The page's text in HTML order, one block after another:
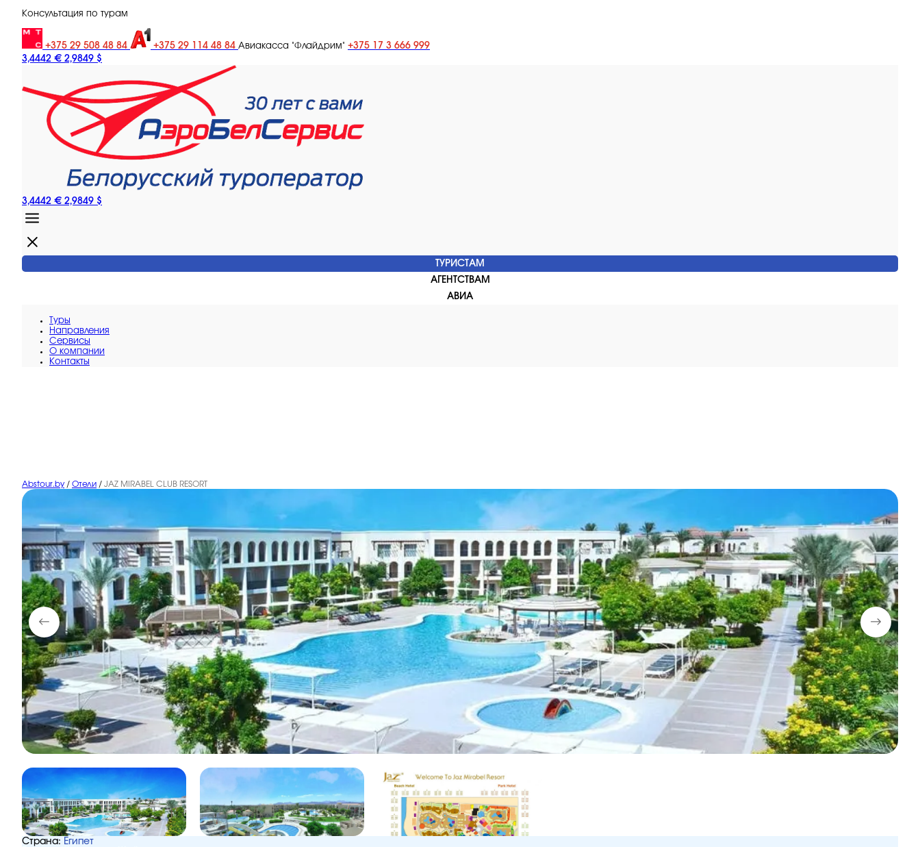
Консультация по турам
+375 29 508 48 84 +375 29 114 48 84 Авиакасса "Флайдрим" +375 17 3 666 999
3,4442 € 2,9849 $
3,4442 € 2,9849 $
ТУРИСТАМ
АГЕНТСТВАМ
АВИА
Туры
Направления
Сервисы
O компании
Контакты
Abstour.by / Отели / JAZ MIRABEL CLUB RESORT
Страна: Египет